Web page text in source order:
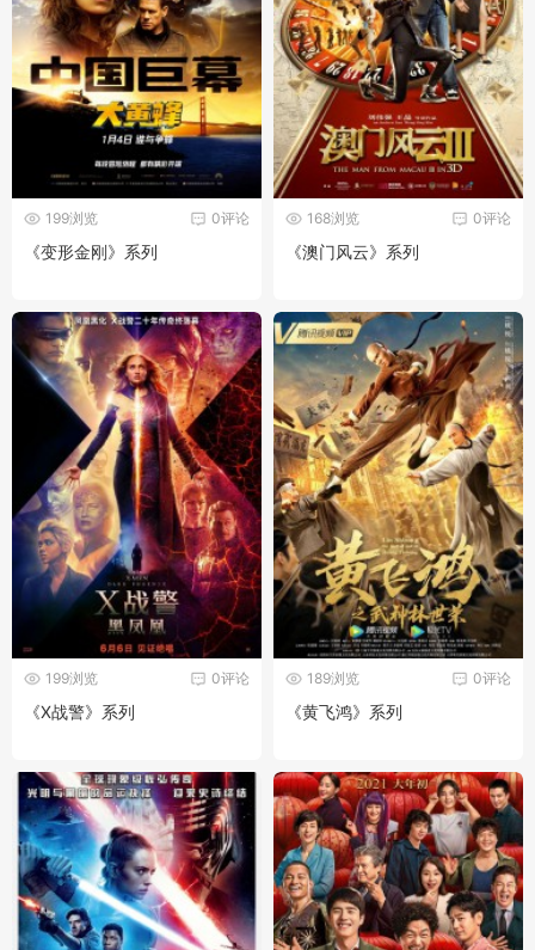
0评论
199浏览
《变形金刚》系列
0评论
168浏览
《澳门风云》系列
0评论
199浏览
《X战警》系列
0评论
189浏览
《黄飞鸿》系列